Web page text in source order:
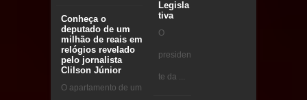
Conheça o
deputado de um
milhão de reais em
relógios revelado
pelo jornalista
Clilson Júnior
O apartamento de um
Legisla
tiva
O
presiden
te da ...